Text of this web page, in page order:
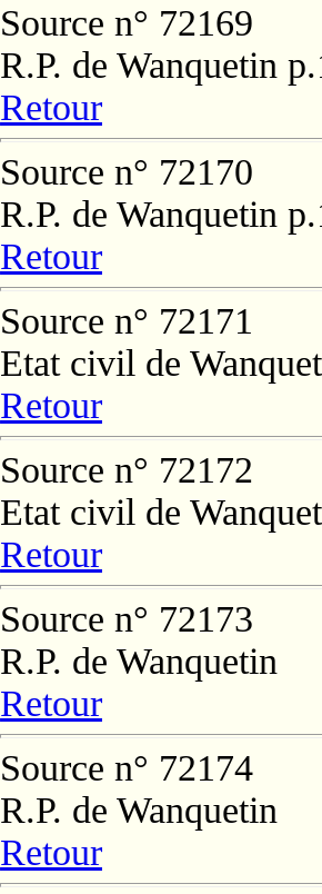
Source n° 72169
R.P. de Wanquetin
Retour
Source n° 72170
R.P. de Wanquetin
Retour
Source n° 72171
Etat civil de
Retour
Source n° 72172
Etat civil de
Retour
Source n° 72173
R.P. de Wanquetin
Retour
Source n° 72174
R.P. de Wanquetin
Retour